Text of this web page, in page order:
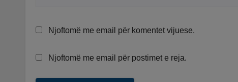
Njoftomë me email për komentet vijuese.
Njoftomë me email për postimet e reja.